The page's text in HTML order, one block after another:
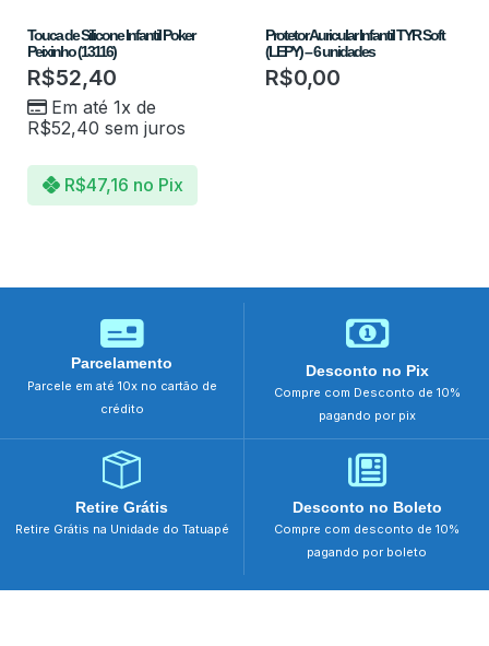
Touca de Silicone Infantil Poker
Peixinho (13116)
R$52,40
Em até 1x de
R$52,40 sem juros
R$47,16 no Pix
Protetor Auricular Infantil TYR Soft
(LEPY) – 6 unidades
R$0,00
Parcelamento
Parcele em até 10x no cartão de
crédito
Desconto no Pix
Compre com Desconto de 10%
pagando por pix
Retire Grátis
Retire Grátis na Unidade do Tatuapé
Desconto no Boleto
Compre com desconto de 10%
pagando por boleto